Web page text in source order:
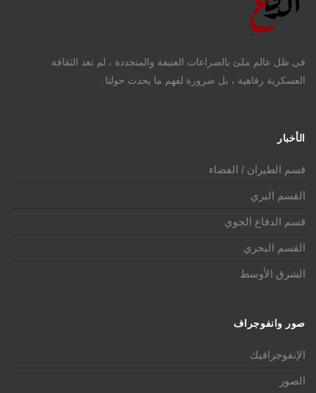
فى ظل عالم ملئ بالصراعات العنيفة والمتجددة ، لم تعد الثقافة
العسكرية رفاهية ، بل ضرورة لفهم ما يحدث حولنا .
الأخبار
قسم الطيران / الفضاء
القسم البري
قسم الدفاع الجوي
القسم البحري
الشرق الأوسط
صور وانفوجراف
الإنفوجرافيك
الصور